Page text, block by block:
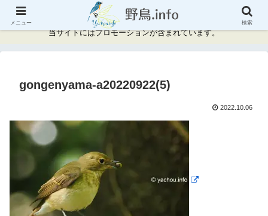
神奈川県周辺の野鳥情報と記録
当サイトにはプロモーションが含まれています。
gongenyama-a20220922(5)
2022.10.06
メニュー 検索